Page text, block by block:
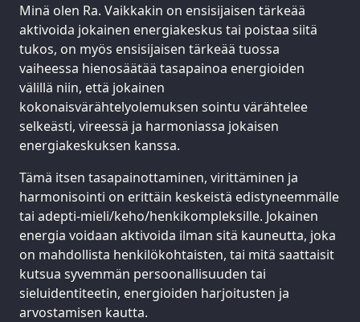
Minä olen Ra. Vaikkakin on ensisijaisen tärkeää
aktivoida jokainen energiakeskus tai poistaa siitä
tukos, on myös ensisijaisen tärkeää tuossa
vaiheessa hienosäätää tasapainoa energioiden
välillä niin, että jokainen
kokonaisvärähtelyolemuksen sointu värähtelee
selkeästi, vireessä ja harmoniassa jokaisen
energiakeskuksen kanssa.
Tämä itsen tasapainottaminen, virittäminen ja
harmonisointi on erittäin keskeistä edistyneemmälle
tai adepti-mieli/keho/henkikompleksille. Jokainen
energia voidaan aktivoida ilman sitä kauneutta, joka
on mahdollista henkilökohtaisten, tai mitä saattaisit
kutsua syvemmän persoonallisuuden tai
sieluidentiteetin, energioiden harjoitusten ja
arvostamisen kautta.